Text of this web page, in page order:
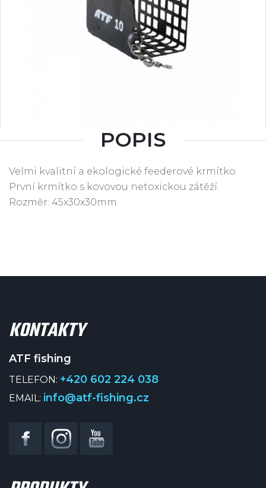
POPIS
Velmi kvalitní a ekologické feederové krmítko.
První krmítko s kovovou netoxickou zátěží.
Rozměr: 45x30x30mm
KONTAKTY
ATF fishing
TELEFON: +420 602 224 038
EMAIL: info@atf-fishing.cz